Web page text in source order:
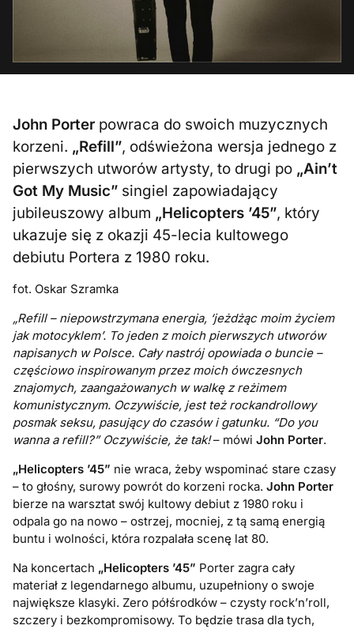
John Porter powraca do swoich muzycznych
korzeni. „Refill”, odświeżona wersja jednego z
pierwszych utworów artysty, to drugi po „Ain’t
Got My Music” singiel zapowiadający
jubileuszowy album „Helicopters ’45”, który
ukazuje się z okazji 45-lecia kultowego
debiutu Portera z 1980 roku.
fot. Oskar Szramka
„Refill – niepowstrzymana energia, ‘jeżdżąc moim życiem
jak motocyklem’. To jeden z moich pierwszych utworów
napisanych w Polsce. Cały nastrój opowiada o buncie –
częściowo inspirowanym przez moich ówczesnych
znajomych, zaangażowanych w walkę z reżimem
komunistycznym. Oczywiście, jest też rockandrollowy
posmak seksu, pasujący do czasów i gatunku. “Do you
wanna a refill?” Oczywiście, że tak!– mówiJohn Porter.
„Helicopters ’45” nie wraca, żeby wspominać stare czasy
– togłośny, surowy powrót do korzeni rocka.John Porter
bierze na warsztat swój kultowy debiut z 1980 roku i
odpala go na nowo – ostrzej, mocniej, z tą samą energią
buntu i wolności, która rozpalała scenę lat 80.
Na koncertach „Helicopters ’45” Porter zagracały
materiał z legendarnego albumu, uzupełniony o swoje
największe klasyki. Zero półśrodków – czysty rock’n’roll,
szczery i bezkompromisowy. To będzietrasa dla tych,